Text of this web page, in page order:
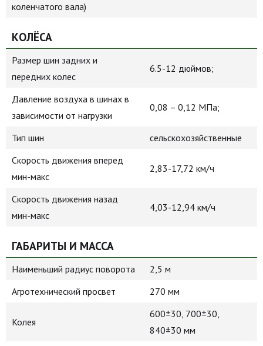
коленчатого вала)
КОЛЁСА
Размер шин задних и
передних колес
6.5-12 дюймов;
Давление воздуха в шинах в
зависимости от нагрузки
0,08 – 0,12 МПа;
Тип шин
сельскохозяйственные
Скорость движения вперед
мин-макс
2,83-17,72 км/ч
Скорость движения назад
мин-макс
4,03-12,94 км/ч
ГАБАРИТЫ И МАССА
Наименьший радиус поворота
2,5 м
Агротехнический просвет
270 мм
Колея
600±30, 700±30,
840±30 мм